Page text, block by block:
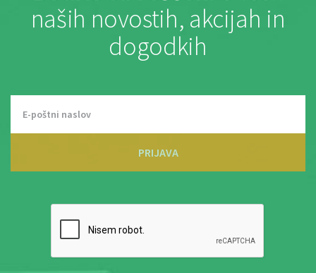
naših novostih, akcijah in
dogodkih
PRIJAVA